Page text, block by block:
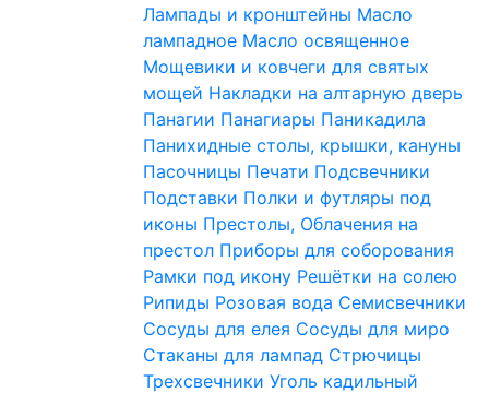
Лампады и кронштейны Масло
лампадное Масло освященное
Мощевики и ковчеги для святых
мощей Накладки на алтарную дверь
Панагии Панагиары Паникадила
Панихидные столы, крышки, кануны
Пасочницы Печати Подсвечники
Подставки Полки и футляры под
иконы Престолы, Облачения на
престол Приборы для соборования
Рамки под икону Решётки на солею
Рипиды Розовая вода Семисвечники
Сосуды для елея Сосуды для миро
Стаканы для лампад Стрючицы
Трехсвечники Уголь кадильный